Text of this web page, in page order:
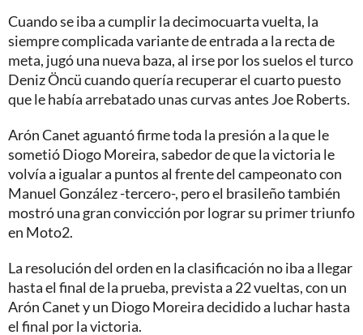
Cuando se iba a cumplir la decimocuarta vuelta, la
siempre complicada variante de entrada a la recta de
meta, jugó una nueva baza, al irse por los suelos el turco
Deniz Öncü cuando quería recuperar el cuarto puesto
que le había arrebatado unas curvas antes Joe Roberts.
Arón Canet aguantó firme toda la presión a la que le
sometió Diogo Moreira, sabedor de que la victoria le
volvía a igualar a puntos al frente del campeonato con
Manuel González -tercero-, pero el brasileño también
mostró una gran convicción por lograr su primer triunfo
en Moto2.
La resolución del orden en la clasificación no iba a llegar
hasta el final de la prueba, prevista a 22 vueltas, con un
Arón Canet y un Diogo Moreira decidido a luchar hasta
el final por la victoria.